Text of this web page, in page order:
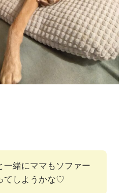
一緒にママもソファー
てしようかな♡